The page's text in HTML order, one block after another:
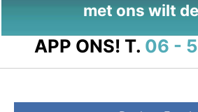
met ons wilt
APP ONS! T. 06 -